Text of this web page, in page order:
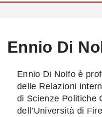
Ennio Di
Ennio Di Nolfo è
delle Relazioni
di Scienze Politiche
dell’Università di